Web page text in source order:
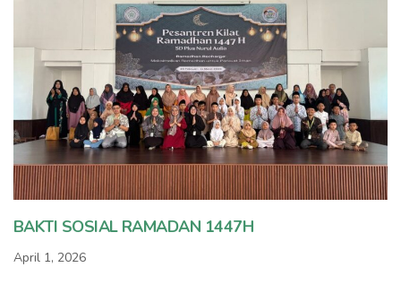
BAKTI SOSIAL RAMADAN 1447H
April 1, 2026